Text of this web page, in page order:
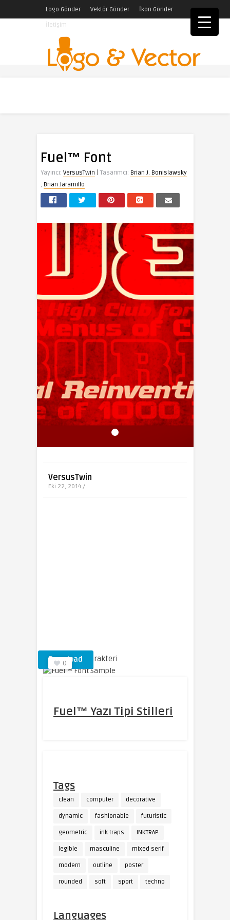
Logo Gönder Vektör Gönder
İkon Gönder
İletişim
Fuel™ Font
Yayıncı: VersusTwin |Tasarımcı: Brian J. Bonislawsky
, Brian Jaramillo
VersusTwin
Eki 22, 2014 /
Download
0
Fuel™ Yazı Karakteri
Fuel™ Yazı Tipi Stilleri
Tags
clean computer decorative
dynamic fashionable futuristic
geometric ink traps INKTRAP
legible masculine mixed serif
modern outline poster
rounded soft sport techno
Languages